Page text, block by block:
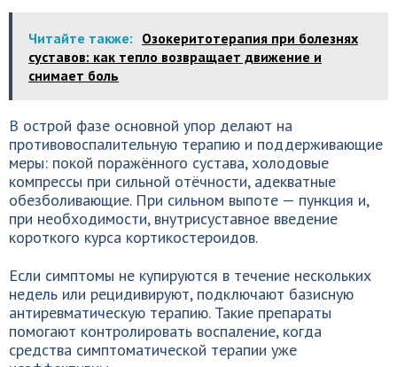
Читайте также: Озокеритотерапия при болезнях
суставов: как тепло возвращает движение и
снимает боль
В острой фазе основной упор делают на
противовоспалительную терапию и поддерживающие
меры: покой поражённого сустава, холодовые
компрессы при сильной отёчности, адекватные
обезболивающие. При сильном выпоте — пункция и,
при необходимости, внутрисуставное введение
короткого курса кортикостероидов.
Если симптомы не купируются в течение нескольких
недель или рецидивируют, подключают базисную
антиревматическую терапию. Такие препараты
помогают контролировать воспаление, когда
средства симптоматической терапии уже